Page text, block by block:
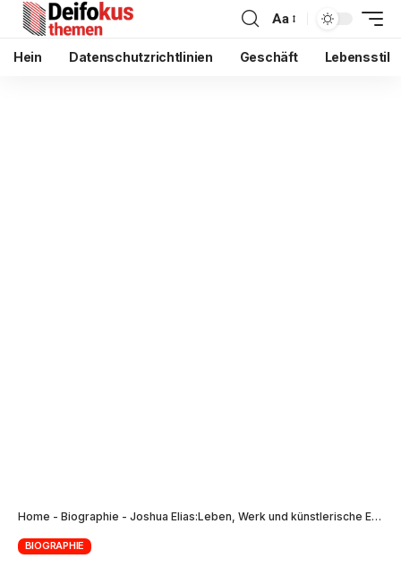
Aa
Hein Datenschutzrichtlinien Geschäft Lebensstil
Home - Biographie - Joshua Elias:Leben, Werk und künstlerische Entwicklung
BIOGRAPHIE